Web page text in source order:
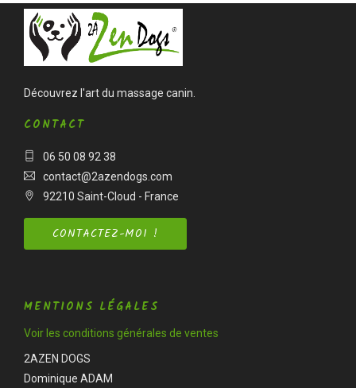
Découvrez l'art du massage canin.
CONTACT
06 50 08 92 38
contact@2azendogs.com
92210 Saint-Cloud - France
CONTACTEZ-MOI !
MENTIONS LÉGALES
Voir les conditions générales de ventes
2AZEN DOGS
Dominique ADAM